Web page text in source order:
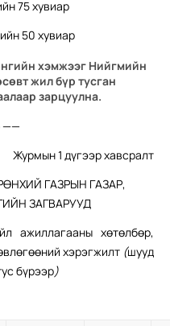
75 хувиар
50 хувиар
хэмжээг Нийгмийн
жил бүр тусган
зарцуулна.
——
Журмын 1 дүгээр хавсралт
ГАЗРЫН ГАЗАР,
ЗАГВАРУУД
ажиллагааны хөтөлбөр,
хэрэгжилт (шууд
бүрээр)